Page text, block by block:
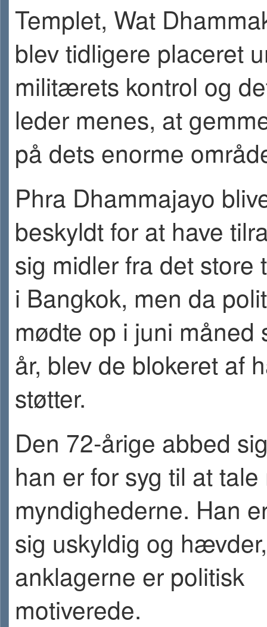
Templet, Wat
blev tidligere placeret
militærets kontrol og
leder menes, at
på dets enorme
Phra Dhammajayo
beskyldt for at have
sig midler fra det store
i Bangkok, men da
mødte op i juni måned
år, blev de blokeret af
støtter.
Den 72-årige abbed
han er for syg til at
myndighederne. Han
sig uskyldig og
anklagerne er politisk
motiverede.